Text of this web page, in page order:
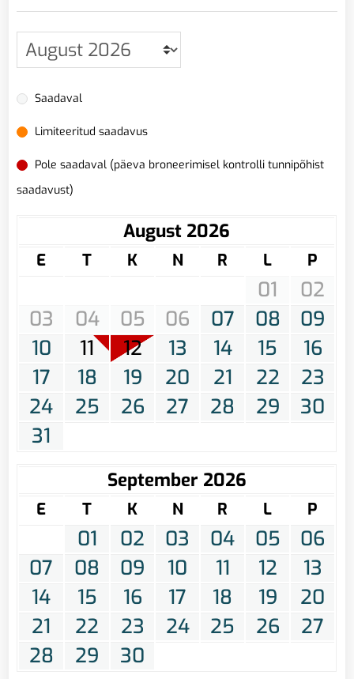
Saadaval
Limiteeritud saadavus
Pole saadaval (päeva broneerimisel kontrolli tunnipõhist
saadavust)
August 2026
E T K N R L P
01
02
03
04 05 06 07 08
09
10
11 12 13 14 15
16
17
18 19 20 21 22
23
24
25 26 27 28 29
30
31
September 2026
E T K N R L P
01 02 03 04 05
06
07
08 09 10 11 12
13
14
15 16 17 18 19
20
21
22 23 24 25 26
27
28
29 30